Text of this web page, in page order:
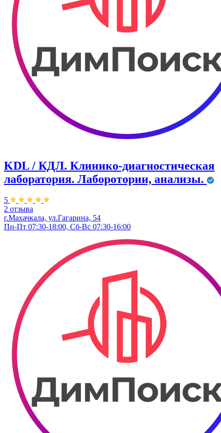
KDL / КДЛ. Клинико-диагностическая
лаборатория. Лаборотории, анализы.
5
2 отзыва
г.Махачкала, ул.Гагарина, 54
Пн-Пт 07:30-18:00, Сб-Вс 07:30-16:00